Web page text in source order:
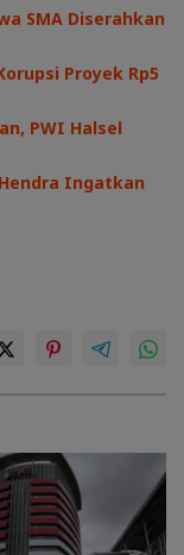
SMA Diserahkan
Proyek Rp5
PWI Halsel
Ingatkan